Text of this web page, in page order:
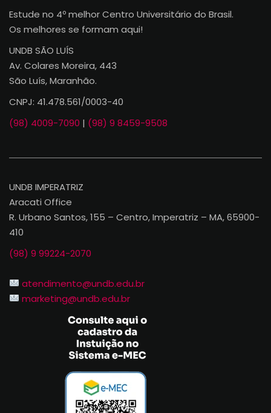
Estude no 4º melhor Centro Universitário do Brasil.
Os melhores se formam aqui!
UNDB SÃO LUÍS
Av. Colares Moreira, 443
São Luís, Maranhão.
CNPJ: 41.478.561/0003-40
(98) 4009-7090 | (98) 9 8459-9508
UNDB IMPERATRIZ
Aracati Office
R. Urbano Santos, 155 – Centro, Imperatriz – MA, 65900-
410
(98) 9 99224-2070
atendimento@undb.edu.br
marketing@undb.edu.br